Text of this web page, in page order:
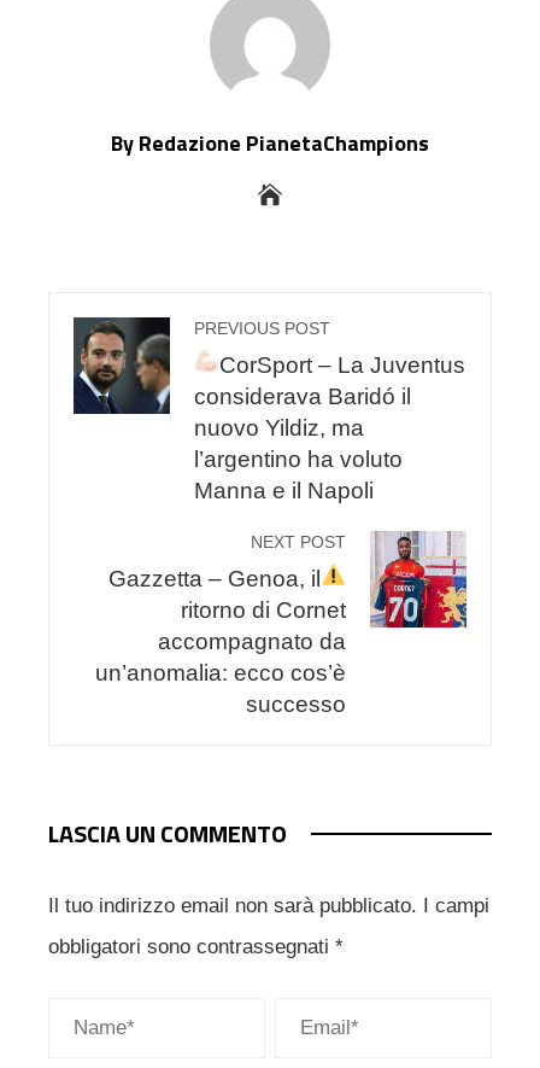
By Redazione PianetaChampions
PREVIOUS POST
CorSport – La Juventus
considerava Baridó il
nuovo Yildiz, ma
l’argentino ha voluto
Manna e il Napoli
NEXT POST
Gazzetta – Genoa, il
ritorno di Cornet
accompagnato da
un’anomalia: ecco cos’è
successo
LASCIA UN COMMENTO
Il tuo indirizzo email non sarà pubblicato. I campi
obbligatori sono contrassegnati *